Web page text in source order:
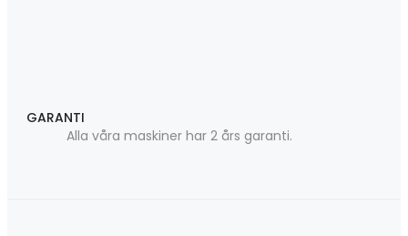
GARANTI
Alla våra maskiner har 2 års garanti.